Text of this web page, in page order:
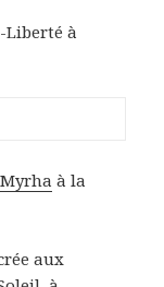
Liberté à
à la
aux